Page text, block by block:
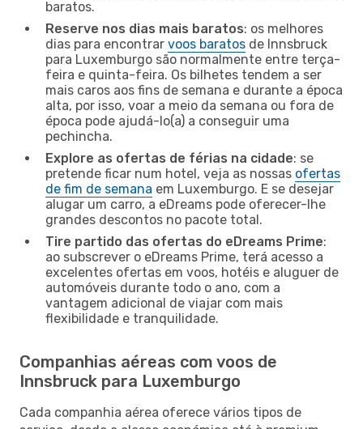
baratos.
Reserve nos dias mais baratos: os melhores
dias para encontrar voos baratos de Innsbruck
para Luxemburgo são normalmente entre terça-
feira e quinta-feira. Os bilhetes tendem a ser
mais caros aos fins de semana e durante a época
alta, por isso, voar a meio da semana ou fora de
época pode ajudá-lo(a) a conseguir uma
pechincha.
Explore as ofertas de férias na cidade: se
pretende ficar num hotel, veja as nossas ofertas
de fim de semana em Luxemburgo. E se desejar
alugar um carro, a eDreams pode oferecer-lhe
grandes descontos no pacote total.
Tire partido das ofertas do eDreams Prime:
ao subscrever o eDreams Prime, terá acesso a
excelentes ofertas em voos, hotéis e aluguer de
automóveis durante todo o ano, com a
vantagem adicional de viajar com mais
flexibilidade e tranquilidade.
Companhias aéreas com voos de
Innsbruck para Luxemburgo
Cada companhia aérea oferece vários tipos de